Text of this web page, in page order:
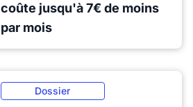
coûte jusqu'à 7€ de moins
par mois
Dossier